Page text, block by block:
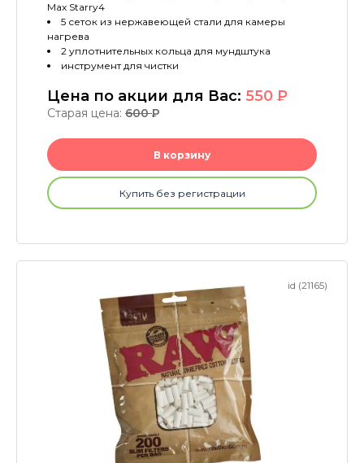
Max Starry4
5 сеток из нержавеющей стали для камеры
нагрева
2 уплотнительных кольца для мундштука
инструмент для чистки
Цена по акции для Вас: 550 P
Старая цена: 600P
В корзину
Купить без регистрации
id (21165)